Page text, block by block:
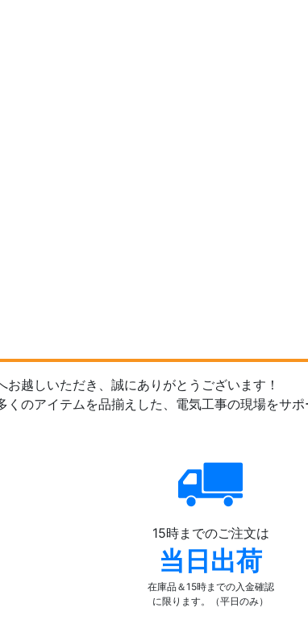
越しいただき、誠にありがとうございます！
のアイテムを品揃えした、電気工事の現場をサポ
15時までのご注文は
当日出荷
在庫品＆15時までの入金確認
に限ります。（平日のみ）